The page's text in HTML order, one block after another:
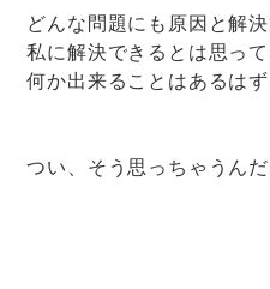
どんな問題にも原因と解
私に解決できるとは思っ
何か出来ることはあるはず
つい、そう思っちゃうんだ